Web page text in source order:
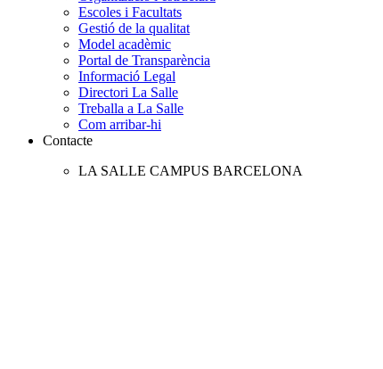
Escoles i Facultats
Gestió de la qualitat
Model acadèmic
Portal de Transparència
Informació Legal
Directori La Salle
Treballa a La Salle
Com arribar-hi
Contacte
LA SALLE CAMPUS BARCELONA